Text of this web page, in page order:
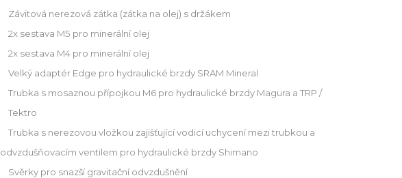
Závitová nerezová zátka (zátka na olej) s držákem
2x sestava M5 pro minerální olej
2x sestava M4 pro minerální olej
Velký adaptér Edge pro hydraulické brzdy SRAM Mineral
Trubka s mosaznou přípojkou M6 pro hydraulické brzdy Magura a TRP /
Tektro
Trubka s nerezovou vložkou zajišťující vodicí uchycení mezi trubkou a
odvzdušňovacím ventilem pro hydraulické brzdy Shimano
Svěrky pro snazší gravitační odvzdušnění